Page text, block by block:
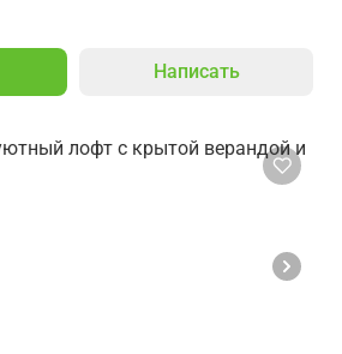
Написать